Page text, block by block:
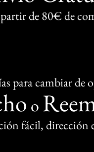
de 80€ de
para cambiar de
o
fácil, dirección